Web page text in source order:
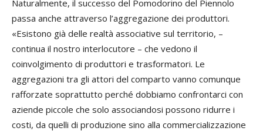
Naturalmente, il successo del Pomodorino del Piennolo
passa anche attraverso l’aggregazione dei produttori.
«Esistono già delle realtà associative sul territorio, –
continua il nostro interlocutore – che vedono il
coinvolgimento di produttori e trasformatori. Le
aggregazioni tra gli attori del comparto vanno comunque
rafforzate soprattutto perché dobbiamo confrontarci con
aziende piccole che solo associandosi possono ridurre i
costi, da quelli di produzione sino alla commercializzazione